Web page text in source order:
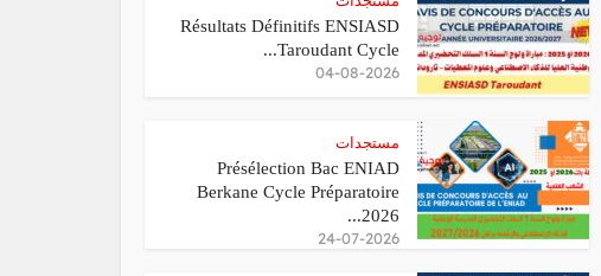
Résultats Définitifs ENSIASD
Taroudant Cycle...
04-08-2026
مستجدات
Présélection Bac ENIAD
Berkane Cycle Préparatoire
2026...
24-07-2026